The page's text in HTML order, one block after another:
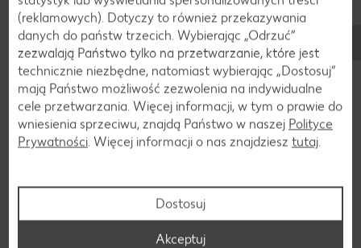
obchodzi się z nimi ostrożnie, można je przechowywać w
chłodnej temperaturze przez kilka miesięcy. Pigwy nie są
wrażliwe na zimno.
Wskazówka dotycząca przechowywania:
Mrożenie pigw
Pigwy można również mrozić, aby przedłużyć ich trwałość i
Nadają się dobrze do koktajli, deserów, sosów i dżemów. Oto
prosta wskazówka dotycząca mrożenia pigw:
Pigwy dokładnie umyć i osuszyć.
(reklamowych). Dotyczy to również przekazywania
danych do państw trzecich. Wybierając „Odrzuć“
zezwalają Państwo tylko na przetwarzanie, które jest
technicznie niezbędne, natomiast wybierając „Dostosuj”
mają Państwo możliwość zezwolenia na indywidualne
cele przetwarzania. Więcej informacji, w tym o prawie do
wniesienia sprzeciwu, znajdą Państwo w naszej Polityce
Prywatności. Więcej informacji o nas znajdziesz tutaj.
Dostosuj
Akceptuj